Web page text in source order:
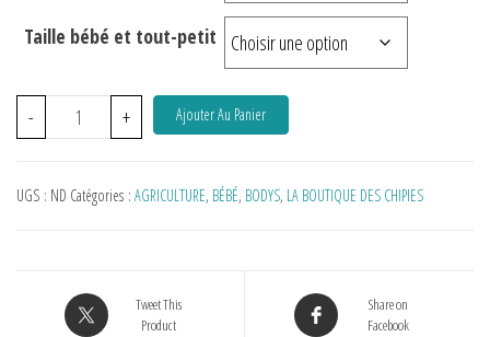
Taille bébé et tout-petit
- + Ajouter Au Panier
UGS : ND Catégories : AGRICULTURE, BÉBÉ, BODYS, LA BOUTIQUE DES CHIPIES
Tweet This
Product
Share on
Facebook